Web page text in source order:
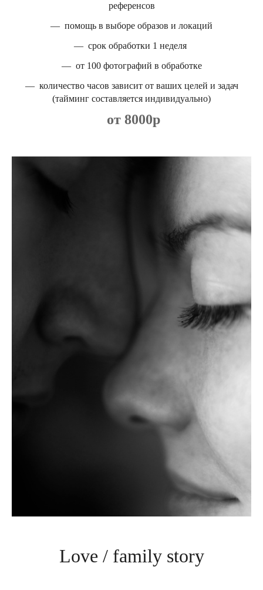
референсов
— помощь в выборе образов и локаций
— срок обработки 1 неделя
— от 100 фотографий в обработке
— количество часов зависит от ваших целей и задач
(тайминг составляется индивидуально)
от 8000р
Love / family story